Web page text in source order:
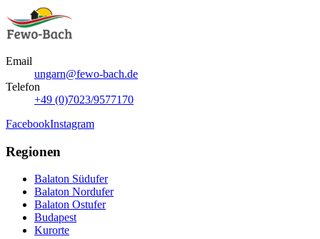
Email
ungarn@fewo-bach.de
Telefon
+49 (0)7023/9577170
FacebookInstagram
Regionen
Balaton Südufer
Balaton Nordufer
Balaton Ostufer
Budapest
Kurorte